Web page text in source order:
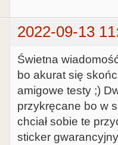
2022-09-13
Świetna
bo akurat się
amigowe testy ;)
przykręcane bo w
chciał sobie te
sticker